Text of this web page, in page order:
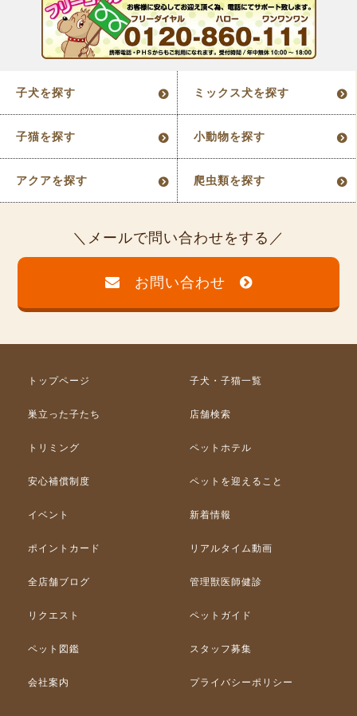
子犬を探す ミックス犬を探す
子猫を探す 小動物を探す
アクアを探す 爬虫類を探す
メールで問い合わせをする
お問い合わせ
トップページ 子犬・子猫一覧
巣立った子たち 店舗検索
トリミング ペットホテル
安心補償制度 ペットを迎えること
イベント 新着情報
ポイントカード リアルタイム動画
全店舗ブログ 管理獣医師健診
リクエスト ペットガイド
ペット図鑑 スタッフ募集
会社案内 プライバシーポリシー